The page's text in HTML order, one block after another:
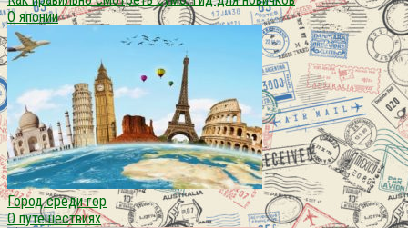
О японии
Город среди гор
О путешествиях